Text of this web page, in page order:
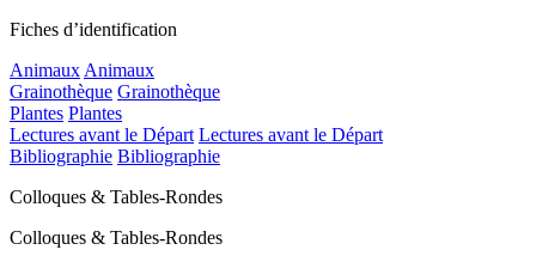
Fiches d’identification
Animaux Animaux
Grainothèque Grainothèque
Plantes Plantes
Lectures avant le Départ Lectures avant le Départ
Bibliographie Bibliographie
Colloques & Tables-Rondes
Colloques & Tables-Rondes